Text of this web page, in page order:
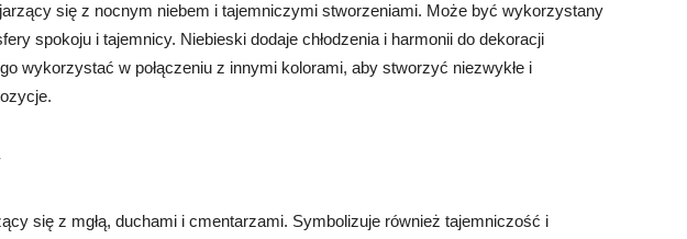
się z nocnym niebem i tajemniczymi stworzeniami. Może być wykorzystany
spokoju i tajemnicy. Niebieski dodaje chłodzenia i harmonii do dekoracji
wykorzystać w połączeniu z innymi kolorami, aby stworzyć niezwykłe i
się z mgłą, duchami i cmentarzami. Symbolizuje również tajemniczość i